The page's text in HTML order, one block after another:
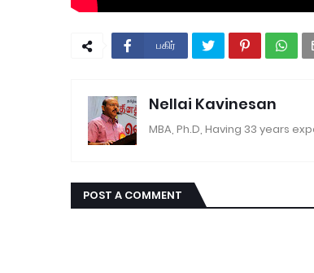
பகிர்
Nellai Kavinesan
MBA, Ph.D, Having 33 years
POST A COMMENT